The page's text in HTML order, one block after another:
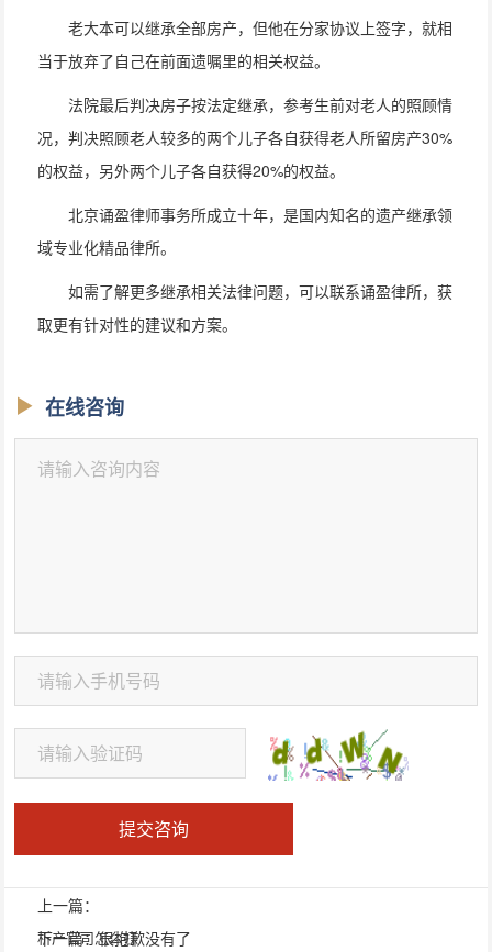
老大本可以继承全部房产，但他在分家协议上签字，就相
当于放弃了自己在前面遗嘱里的相关权益。
法院最后判决房子按法定继承，参考生前对老人的照顾情
况，判决照顾老人较多的两个儿子各自获得老人所留房产30%
的权益，另外两个儿子各自获得20%的权益。
北京诵盈律师事务所成立十年，是国内知名的遗产继承领
域专业化精品律所。
如需了解更多继承相关法律问题，可以联系诵盈律所，获
取更有针对性的建议和方案。
在线咨询
提交咨询
上一篇：
析产官司怎么打
下一篇：很抱歉没有了